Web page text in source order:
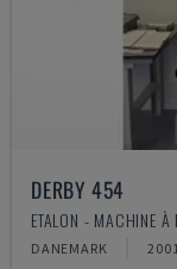
DERBY 454
ETALON - MACHINE À
DANEMARK